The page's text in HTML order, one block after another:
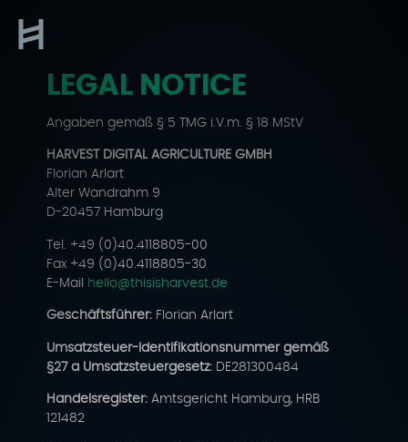
LEGAL NOTICE
Angaben gemäß § 5 TMG i.V.m. § 18 MStV
HARVEST DIGITAL AGRICULTURE GMBH
Florian Arlart
Alter Wandrahm 9
D-20457 Hamburg
Tel. +49 (0)40.4118805-00
Fax +49 (0)40.4118805-30
E-Mail hello@thisisharvest.de
Geschäftsführer: Florian Arlart
Umsatzsteuer-Identifikationsnummer gemäß
§27 a Umsatzsteuergesetz: DE281300484
Handelsregister: Amtsgericht Hamburg, HRB
121482